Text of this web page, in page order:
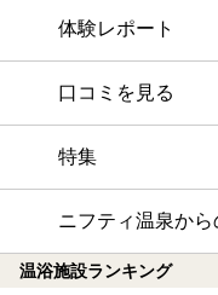
体験レポート
口コミを見る
特集
ニフティ温泉か
温浴施設ランキング